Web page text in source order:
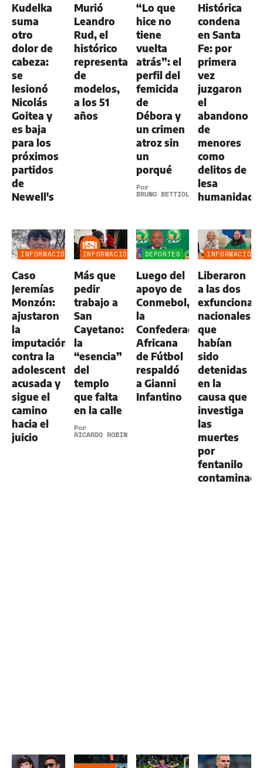
Kudelka
suma
otro
dolor de
cabeza:
se
lesionó
Nicolás
Goitea y
es baja
para los
próximos
partidos
de
Newell's
Murió
Leandro
Rud, el
histórico
representante
de
modelos,
a los 51
años
“Lo que
hice no
tiene
vuelta
atrás”: el
perfil del
femicida
de
Débora y
un crimen
atroz sin
un
porqué
Por
BRUNO BETTIOL
Histórica
condena
en Santa
Fe: por
primera
vez
juzgaron
el
abandono
de
menores
como
delitos de
lesa
humanidad
INFORMACIÓN
Caso
Jeremías
Monzón:
ajustaron
la
imputación
contra la
adolescente
acusada y
sigue el
camino
hacia el
juicio
INFORMACIÓN
Más que
pedir
trabajo a
San
Cayetano:
la
“esencia”
del
templo
que falta
en la calle
Por
RICARDO ROBINS
DEPORTES
Luego del
apoyo de
Conmebol,
la
Confederación
Africana
de Fútbol
respaldó
a Gianni
Infantino
INFORMACIÓN
Liberaron
a las dos
nacionales
que
habían
sido
detenidas
en la
causa que
investiga
las
muertes
por
fentanilo
contaminado